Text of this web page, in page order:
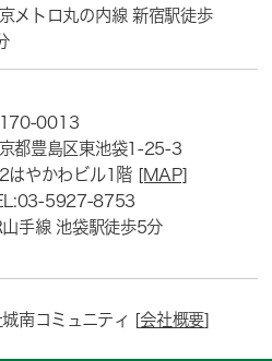
メトロ丸の内線 新宿駅徒歩
0013
都豊島区東池袋1-25-3
はやかわビル1階 [MAP]
5927-8753
手線 池袋駅徒歩5分
南コミュニティ [会社概要]